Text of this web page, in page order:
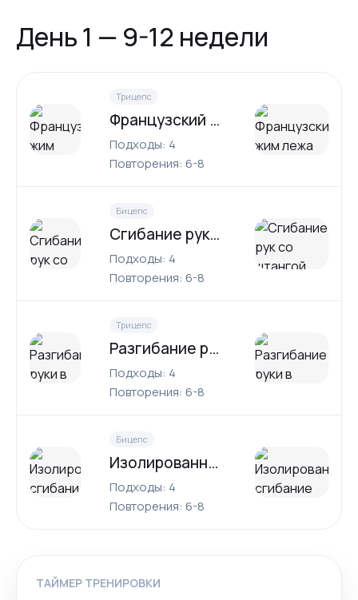
День 1 — 9-12 недели
Трицепс
Французский жим лежа
Подходы: 4
Повторения: 6-8
Бицепс
Сгибание рук со штангой
Подходы: 4
Повторения: 6-8
Трицепс
Разгибание руки в наклоне
Подходы: 4
Повторения: 6-8
Бицепс
Изолированное сгибание рук с гантелями (нейтральный хват)
Подходы: 4
Повторения: 6-8
ТАЙМЕР ТРЕНИРОВКИ